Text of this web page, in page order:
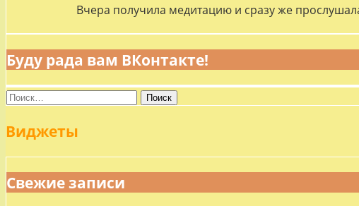
Вчера получила медитацию и сразу же
Буду рада вам ВКонтакте!
Найти:
Виджеты
Свежие записи